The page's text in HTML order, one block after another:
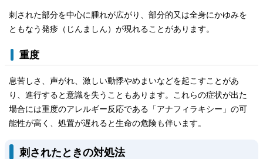
刺された部分を中心に腫れが広がり、部分的又は全身にかゆみを
ともなう発疹（じんましん）が現れることがあります。
重度
息苦しさ、声がれ、激しい動悸やめまいなどを起こすことがあ
り、進行すると意識を失うこともあります。これらの症状が出た
場合には重度のアレルギー反応である「アナフィラキシー」の可
能性が高く、処置が遅れると生命の危険も伴います。
刺されたときの対処法